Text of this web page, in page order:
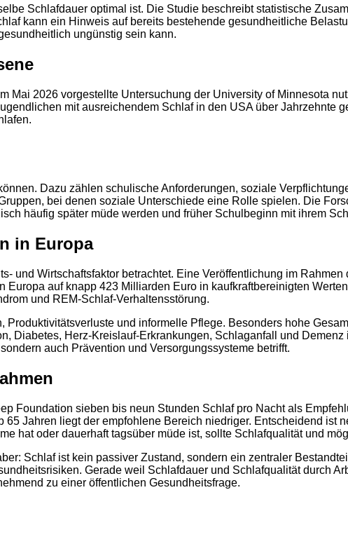
Schlafdauer optimal ist. Die Studie beschreibt statistische
kann ein Hinweis auf bereits bestehende gesundheitliche
ungünstig sein kann.
Mai 2026 vorgestellte Untersuchung der University of Minnesota
mit ausreichendem Schlaf in den USA über Jahrzehnte
Dazu zählen schulische Anforderungen, soziale
bei denen soziale Unterschiede eine Rolle spielen. Die
häufig später müde werden und früher Schulbeginn mit ihrem
in Europa
und Wirtschaftsfaktor betrachtet. Eine Veröffentlichung im
auf knapp 423 Milliarden Euro in kaufkraftbereinigten
und REM-Schlaf-Verhaltensstörung.
und informelle Pflege. Besonders hohe
Diabetes, Herz-Kreislauf-Erkrankungen, Schlaganfall und
auch Prävention und Versorgungssysteme betrifft.
Foundation sieben bis neun Stunden Schlaf pro Nacht als
Jahren liegt der empfohlene Bereich niedriger. Entscheidend ist
hat oder dauerhaft tagsüber müde ist, sollte Schlafqualität und
Schlaf ist kein passiver Zustand, sondern ein zentraler
Gerade weil Schlafdauer und Schlafqualität durch
zu einer öffentlichen Gesundheitsfrage.
2